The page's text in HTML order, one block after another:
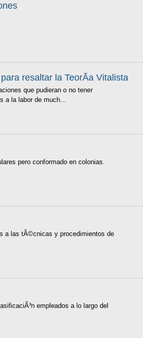
resaltar la TeorÃ­a Vitalista
que pudieran o no tener
a la labor de much...
pero conformado en colonias.
a las tÃ©cnicas y procedimientos de
empleados a lo largo del